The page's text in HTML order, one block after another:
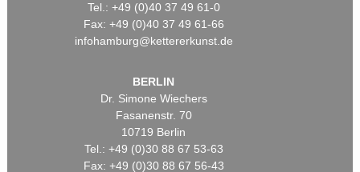
Tel.: +49 (0)40 37 49 61-0
Fax: +49 (0)40 37 49 61-66
infohamburg@kettererkunst.de
BERLIN
Dr. Simone Wiechers
Fasanenstr. 70
10719 Berlin
Tel.: +49 (0)30 88 67 53-63
Fax: +49 (0)30 88 67 56-43